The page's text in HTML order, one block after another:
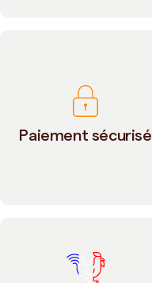
Paiement sécurisé